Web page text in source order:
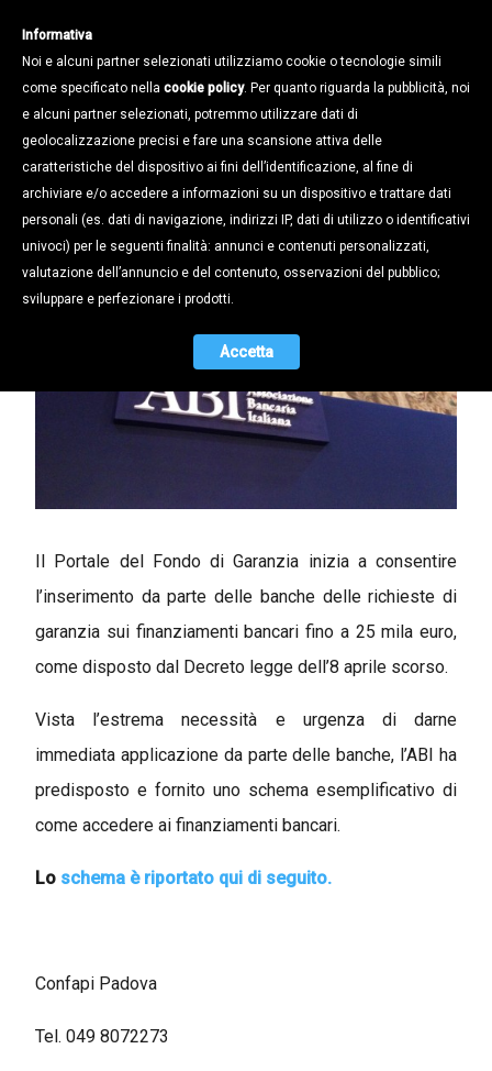
FINANZIAMENTI BANCARI FINO A 25
MILA EURO: L'ABI PUBBLICA LO
SCHEMA PER ACCEDERE
21.04.2020
Il Portale del Fondo di Garanzia inizia a consentire
l’inserimento da parte delle banche delle richieste di
garanzia sui finanziamenti bancari fino a 25 mila euro,
come disposto dal Decreto legge dell’8 aprile scorso.
Vista l’estrema necessità e urgenza di darne
immediata applicazione da parte delle banche, l’ABI ha
predisposto e fornito uno schema esemplificativo di
come accedere ai finanziamenti bancari.
Lo schema è riportato qui di seguito.
Confapi Padova
Tel. 049 8072273
Informativa
Noi e alcuni partner selezionati utilizziamo cookie o tecnologie simili
come specificato nella cookie policy. Per quanto riguarda la pubblicità, noi
e alcuni partner selezionati, potremmo utilizzare dati di
geolocalizzazione precisi e fare una scansione attiva delle
caratteristiche del dispositivo ai fini dell’identificazione, al fine di
archiviare e/o accedere a informazioni su un dispositivo e trattare dati
personali (es. dati di navigazione, indirizzi IP, dati di utilizzo o identificativi
univoci) per le seguenti finalità: annunci e contenuti personalizzati,
valutazione dell’annuncio e del contenuto, osservazioni del pubblico;
sviluppare e perfezionare i prodotti.
Accetta